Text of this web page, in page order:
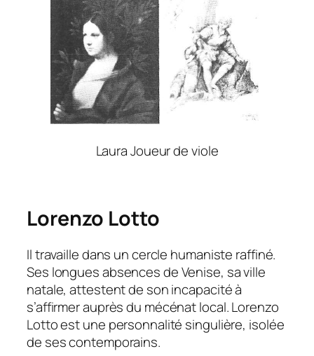
Laura Joueur de viole
Lorenzo Lotto
Il travaille dans un cercle humaniste raffiné.
Ses longues absences de Venise, sa ville
natale, attestent de son incapacité à
s’affirmer auprès du mécénat local. Lorenzo
Lotto est une personnalité singulière, isolée
de ses contemporains.